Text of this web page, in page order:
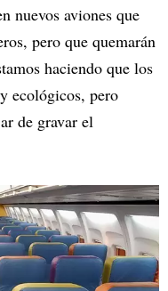
nuevos aviones que
pero que quemarán
haciendo que los
ecológicos, pero
de gravar el